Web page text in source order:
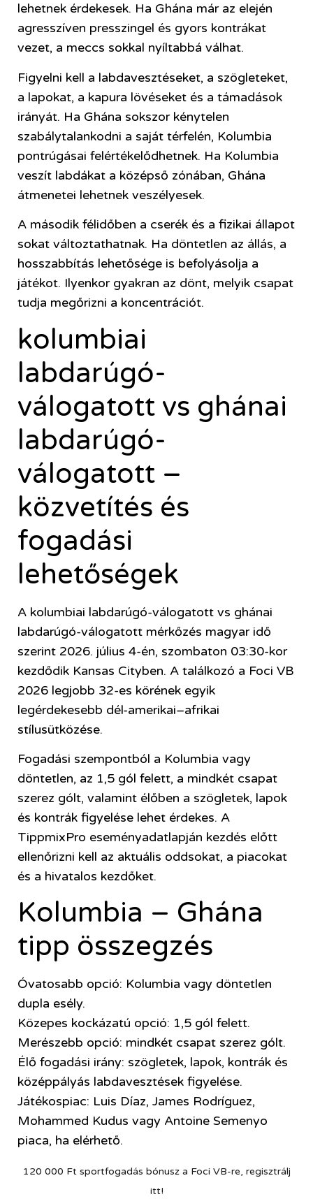
lehetnek érdekesek. Ha Ghána már az elején
agresszíven presszingel és gyors kontrákat
vezet, a meccs sokkal nyíltabbá válhat.
Figyelni kell a labdavesztéseket, a szögleteket,
a lapokat, a kapura lövéseket és a támadások
irányát. Ha Ghána sokszor kénytelen
szabálytalankodni a saját térfelén, Kolumbia
pontrúgásai felértékelődhetnek. Ha Kolumbia
veszít labdákat a középső zónában, Ghána
átmenetei lehetnek veszélyesek.
A második félidőben a cserék és a fizikai állapot
sokat változtathatnak. Ha döntetlen az állás, a
hosszabbítás lehetősége is befolyásolja a
játékot. Ilyenkor gyakran az dönt, melyik csapat
tudja megőrizni a koncentrációt.
kolumbiai
labdarúgó-
válogatott vs ghánai
labdarúgó-
válogatott –
közvetítés és
fogadási
lehetőségek
A kolumbiai labdarúgó-válogatott vs ghánai
labdarúgó-válogatott mérkőzés magyar idő
szerint 2026. július 4-én, szombaton 03:30-kor
kezdődik Kansas Cityben. A találkozó a Foci VB
2026 legjobb 32-es körének egyik
legérdekesebb dél-amerikai–afrikai
stílusütközése.
Fogadási szempontból a Kolumbia vagy
döntetlen, az 1,5 gól felett, a mindkét csapat
szerez gólt, valamint élőben a szögletek, lapok
és kontrák figyelése lehet érdekes. A
TippmixPro eseményadatlapján kezdés előtt
ellenőrizni kell az aktuális oddsokat, a piacokat
és a hivatalos kezdőket.
Kolumbia – Ghána
tipp összegzés
Óvatosabb opció: Kolumbia vagy döntetlen
dupla esély.
Közepes kockázatú opció: 1,5 gól felett.
Merészebb opció: mindkét csapat szerez gólt.
Élő fogadási irány: szögletek, lapok, kontrák és
középpályás labdavesztések figyelése.
Játékospiac: Luis Díaz, James Rodríguez,
Mohammed Kudus vagy Antoine Semenyo
piaca, ha elérhető.
120 000 Ft sportfogadás bónusz a Foci VB-re, regisztrálj
itt!